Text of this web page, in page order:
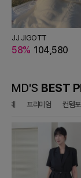
JJ JIGOTT
58% 104,580
MD'S BEST
전체 프리미엄 컨템